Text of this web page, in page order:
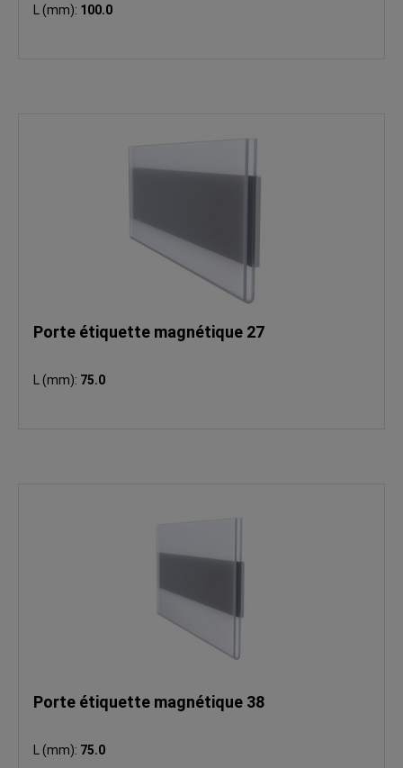
L (mm): 100.0
Porte étiquette magnétique 27
L (mm): 75.0
Porte étiquette magnétique 38
L (mm): 75.0